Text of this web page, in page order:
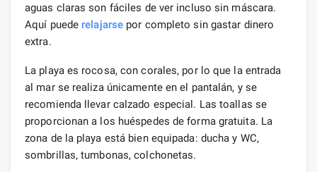
aguas claras son fáciles de ver incluso sin máscara.
Aquí puede relajarse por completo sin gastar dinero
extra.
La playa es rocosa, con corales, por lo que la entrada
al mar se realiza únicamente en el pantalán, y se
recomienda llevar calzado especial. Las toallas se
proporcionan a los huéspedes de forma gratuita. La
zona de la playa está bien equipada: ducha y WC,
sombrillas, tumbonas, colchonetas.